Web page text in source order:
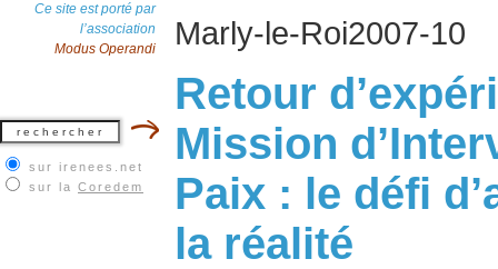
Ce site est porté par
l’association
Modus Operandi
sur irenees.net
sur la Coredem
Marly-le-Roi2007-10
Retour
Mission
Paix : le défi
la réalité